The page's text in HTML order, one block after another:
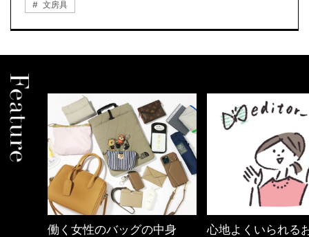
文房具
心地よくいられるおしゃれ
優木まおみさん「